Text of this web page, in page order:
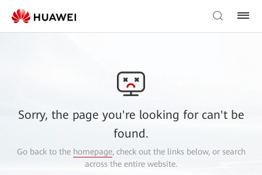
Sorry, the page you're looking for can't be
found.
Go back to the homepage, check out the links below, or search
across the entire website.